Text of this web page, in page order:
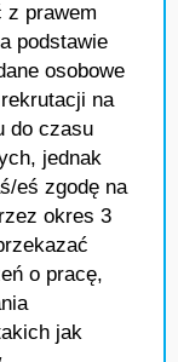
z prawem
podstawie
osobowe
na
do czasu
jednak
eś zgodę na
okres 3
o pracę,
jak